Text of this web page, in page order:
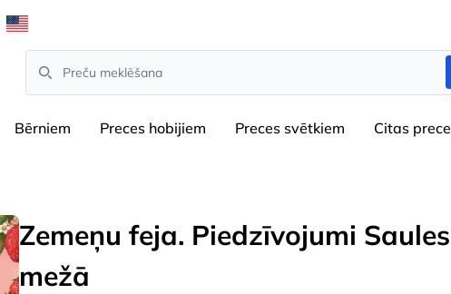
Search
Bērniem Preces hobijiem Preces svētkiem Сitas
Zemeņu feja. Piedzīvojumi Saules
mežā